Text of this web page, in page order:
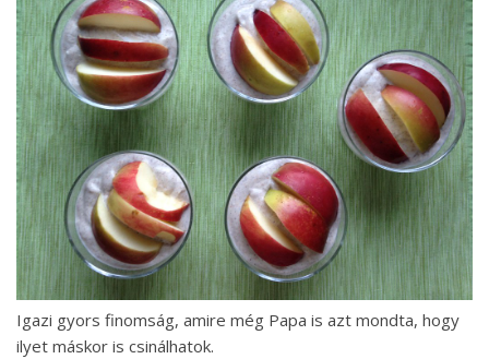
Igazi gyors finomság, amire még Papa is azt mondta, hogy
ilyet máskor is csinálhatok.